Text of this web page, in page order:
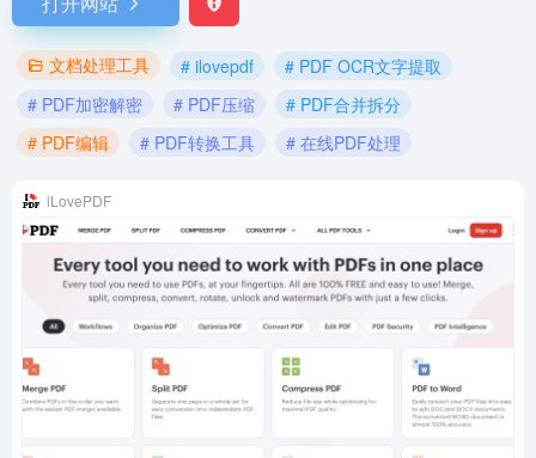
文档处理工具 # ilovepdf
# PDF OCR文字提取
# PDF加密解密
# PDF压缩
# PDF合并拆分
# PDF编辑
# PDF转换工具 # 在线PDF处理
iLovePDF